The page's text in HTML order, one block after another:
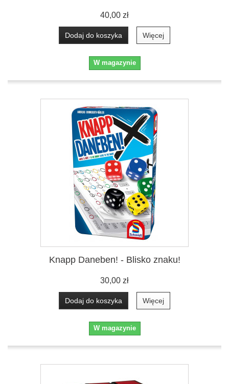
40,00 zł
Dodaj do koszyka Więcej
W magazynie
Knapp Daneben! - Blisko znaku!
30,00 zł
Dodaj do koszyka Więcej
W magazynie